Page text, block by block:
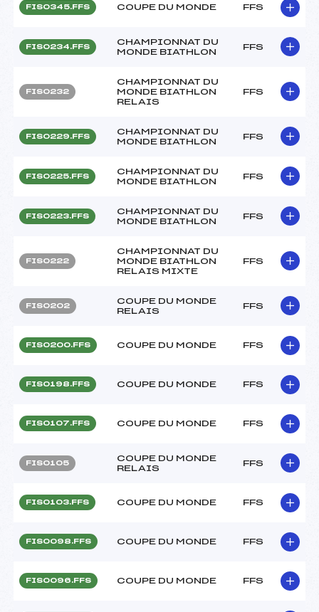
FIS0345.FFS COUPE DU MONDE FFS
FIS0234.FFS
CHAMPIONNAT DU
MONDE BIATHLON
FFS
FIS0232
CHAMPIONNAT DU
MONDE BIATHLON
RELAIS
FFS
FIS0229.FFS
CHAMPIONNAT DU
MONDE BIATHLON
FFS
FIS0225.FFS
CHAMPIONNAT DU
MONDE BIATHLON
FFS
FIS0223.FFS
CHAMPIONNAT DU
MONDE BIATHLON
FFS
FIS0222
CHAMPIONNAT DU
MONDE BIATHLON
RELAIS MIXTE
FFS
FIS0202
COUPE DU MONDE
RELAIS
FFS
FIS0200.FFS COUPE DU MONDE FFS
FIS0198.FFS COUPE DU MONDE FFS
FIS0107.FFS COUPE DU MONDE FFS
FIS0105
COUPE DU MONDE
RELAIS
FFS
FIS0103.FFS COUPE DU MONDE FFS
FIS0098.FFS COUPE DU MONDE FFS
FIS0096.FFS COUPE DU MONDE FFS